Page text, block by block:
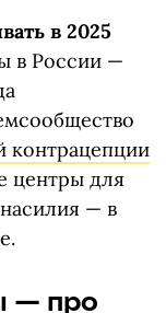
в 2025
в России —
контрацепции
центры для
— в
— про